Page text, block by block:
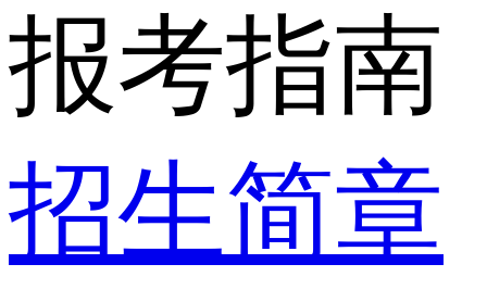
报考指南
招生简章